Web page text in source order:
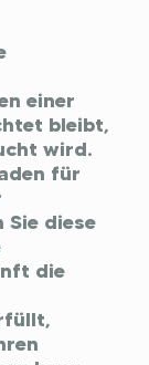
einer
bleibt,
wird.
für
Sie diese
die